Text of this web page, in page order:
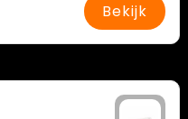
Bekijk